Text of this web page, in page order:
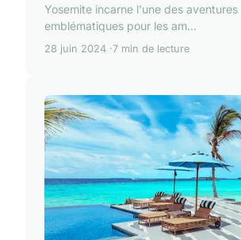
Yosemite incarne l'une des aventures
emblématiques pour les am...
28 juin 2024 7 min de lecture